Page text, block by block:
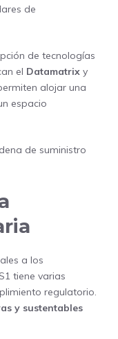
de
de tecnologías
el Datamatrix y
alojar una
espacio
de suministro
a los
tiene varias
regulatorio.
y sustentables